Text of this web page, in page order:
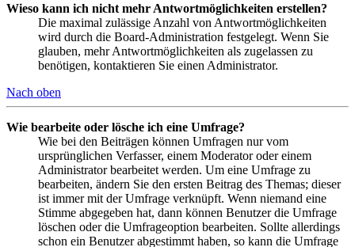
Wieso kann ich nicht mehr Antwortmöglichkeiten erstellen?
Die maximal zulässige Anzahl von Antwortmöglichkeiten
wird durch die Board-Administration festgelegt. Wenn Sie
glauben, mehr Antwortmöglichkeiten als zugelassen zu
benötigen, kontaktieren Sie einen Administrator.
Nach oben
Wie bearbeite oder lösche ich eine Umfrage?
Wie bei den Beiträgen können Umfragen nur vom
ursprünglichen Verfasser, einem Moderator oder einem
Administrator bearbeitet werden. Um eine Umfrage zu
bearbeiten, ändern Sie den ersten Beitrag des Themas; dieser
ist immer mit der Umfrage verknüpft. Wenn niemand eine
Stimme abgegeben hat, dann können Benutzer die Umfrage
löschen oder die Umfrageoption bearbeiten. Sollte allerdings
schon ein Benutzer abgestimmt haben, so kann die Umfrage